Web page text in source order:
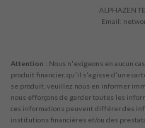
ALPHAZEN
Email:
Attention : Nous n'exigeons en aucun
produit financier, qu'il s'agisse d'une
se produit, veuillez nous en informer
nous efforçons de garder toutes les
ces informations peuvent différer des
institutions financières et/ou des